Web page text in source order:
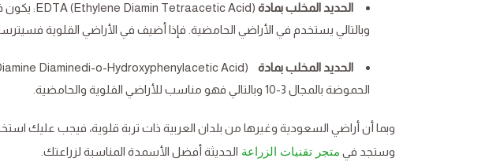
الحديد المخلب بمادة
وبالتالي يستخدم في الأراضي الحامضية. فإذا أضيف في الأراضي القلوية
الحديد المخلب بمادة
الحموضة بالمجال 3-10 وبالتالي فهو مناسب للأراضي القلوية والحامضية.
وستجد في متجر تقنيات الزراعة الحديثة أفضل الأسمدة المناسبة لزراعتك.